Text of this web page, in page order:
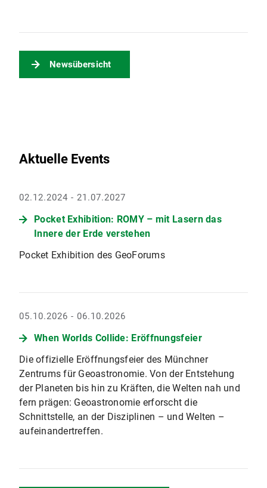
Newsübersicht
Aktuelle Events
02.12.2024 - 21.07.2027
Pocket Exhibition: ROMY – mit Lasern das
Innere der Erde verstehen
Pocket Exhibition des GeoForums
05.10.2026 - 06.10.2026
When Worlds Collide: Eröffnungsfeier
Die offizielle Eröffnungsfeier des Münchner
Zentrums für Geoastronomie. Von der Entstehung
der Planeten bis hin zu Kräften, die Welten nah und
fern prägen: Geoastronomie erforscht die
Schnittstelle, an der Disziplinen – und Welten –
aufeinandertreffen.